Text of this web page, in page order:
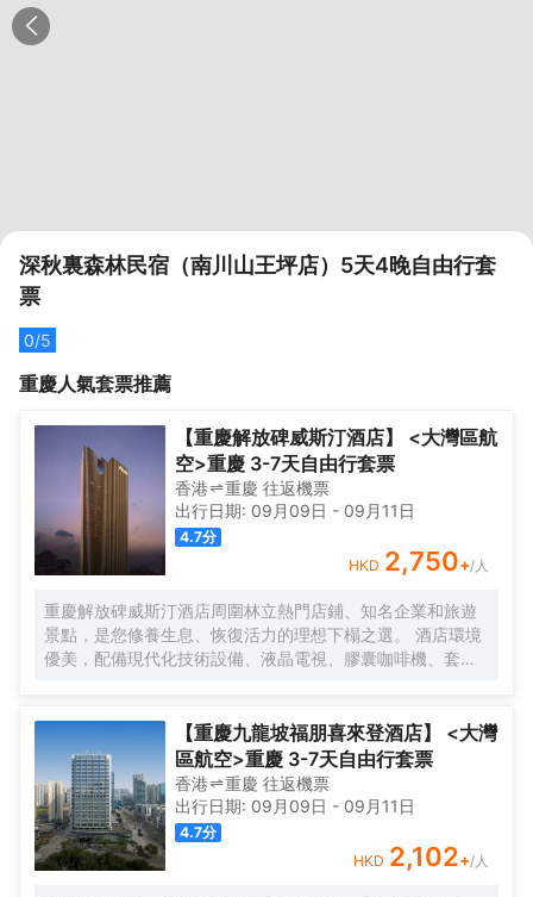
深秋裏森林民宿（南川山王坪店）5天4晚自由行套
票
0/5
重慶人氣套票推薦
【重慶解放碑威斯汀酒店】 <大灣區航
空>重慶 3-7天自由行套票
香港 重慶 往返機票
出行日期: 09月09日 - 09月11日
4.7分
HKD 2,750+/人
重慶解放碑威斯汀酒店周圍林立熱門店鋪、知名企業和旅遊
景點，是您修養生息、恢復活力的理想下榻之選。 酒店環境
優美，配備現代化技術設備、液晶電視、膠囊咖啡機、套房
【重慶九龍坡福朋喜來登酒店】 <大灣
區航空>重慶 3-7天自由行套票
香港 重慶 往返機票
出行日期: 09月09日 - 09月11日
4.7分
HKD 2,102+/人